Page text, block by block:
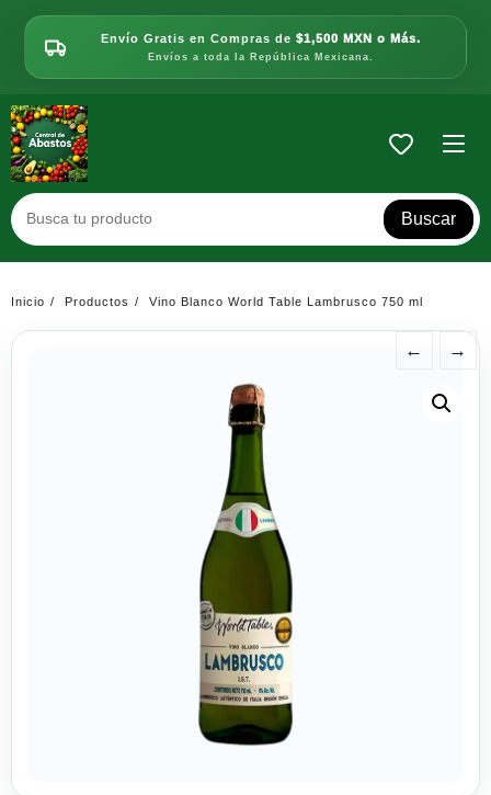
contenido
Envío Gratis en Compras de $1,500 MXN o Más.
Envíos a toda la República Mexicana.
Buscar
Inicio Productos Vino Blanco World Table Lambrusco 750 ml
← →